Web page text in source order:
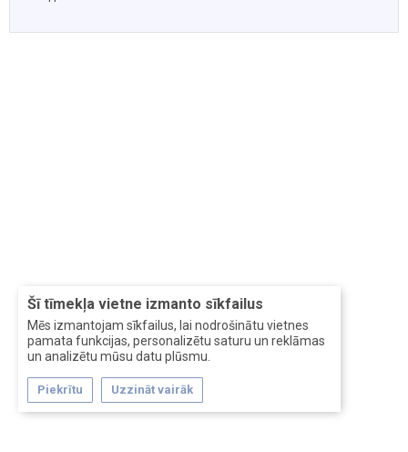
Šī tīmekļa vietne izmanto sīkfailus
Mēs izmantojam sīkfailus, lai nodrošinātu vietnes
pamata funkcijas, personalizētu saturu un reklāmas
un analizētu mūsu datu plūsmu.
Piekrītu Uzzināt vairāk